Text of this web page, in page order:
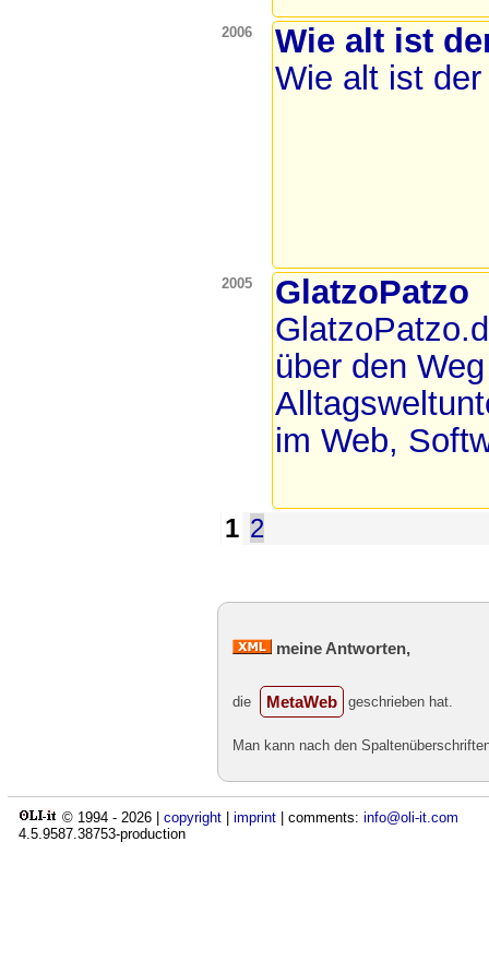
2006
Wie alt ist
Wie alt ist
2005
GlatzoPatzo
über den
im Web,
1 2
meine Antworten,
die MetaWeb geschrieben hat.
Man kann nach den
© 1994 - 2026 copyright imprint | comments: info@oli-it.com
4.5.9587.38753-production